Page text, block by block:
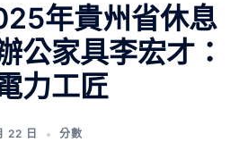
年貴州省休息
公家具李宏才：
力工匠
22 日 分數